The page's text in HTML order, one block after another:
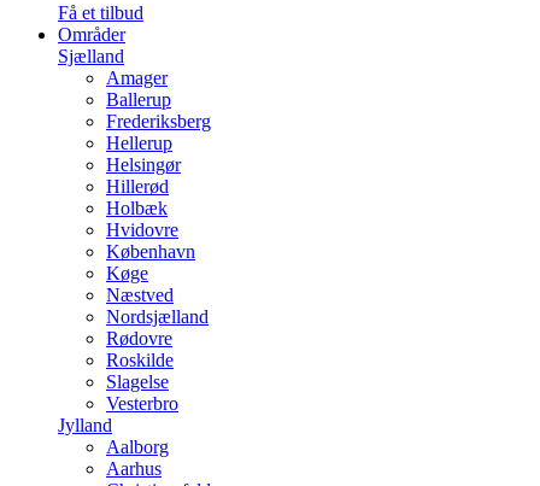
Få et tilbud
Områder
Sjælland
Amager
Ballerup
Frederiksberg
Hellerup
Helsingør
Hillerød
Holbæk
Hvidovre
København
Køge
Næstved
Nordsjælland
Rødovre
Roskilde
Slagelse
Vesterbro
Jylland
Aalborg
Aarhus